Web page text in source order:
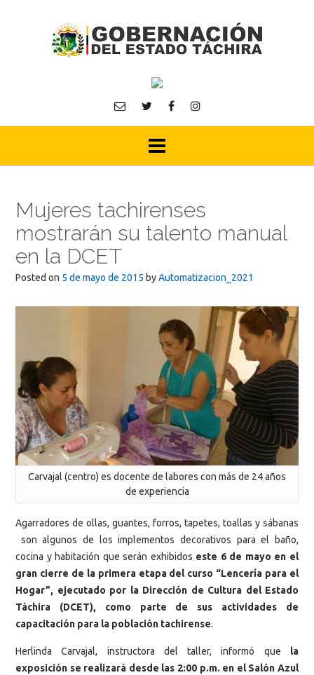
Mujeres tachirenses
mostrarán su talento manual
en la DCET
Posted on 5 de mayo de 2015 byAutomatizacion_2021
Carvajal (centro) es docente de labores con más de 24 años
de experiencia
Agarradores de ollas, guantes, forros, tapetes, toallas y sábanas
son algunos de los implementos decorativos para el baño,
cocina y habitación que serán exhibidos este 6 de mayo en el
gran cierre de la primera etapa del curso “Lencería para el
Hogar”, ejecutado por la Dirección de Cultura del Estado
Táchira (DCET), como parte de sus actividades de
capacitación para la población tachirense.
Herlinda Carvajal, instructora del taller, informó que la
exposición se realizará desde las 2:00 p.m. en el Salón Azul